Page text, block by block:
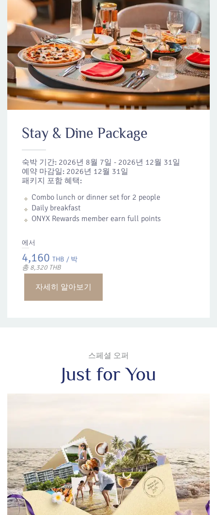
Stay & Dine Package
숙박 기간: 2026년 8월 7일 - 2026년 12월 31일
예약 마감일: 2026년 12월 31일
패키지 포함 혜택:
Combo lunch or dinner set for 2 people
Daily breakfast
ONYX Rewards member earn full points
에서
4,160 THB / 박
총 8,320 THB
자세히 알아보기
스페셜 오퍼
Just for You